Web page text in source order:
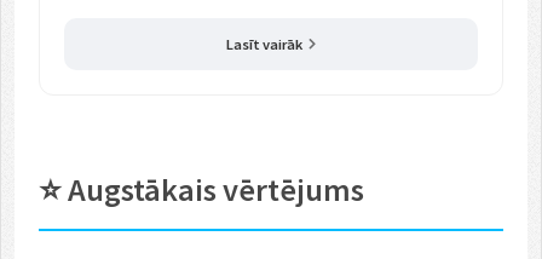
Lasīt vairāk
⭐ Augstākais vērtējums